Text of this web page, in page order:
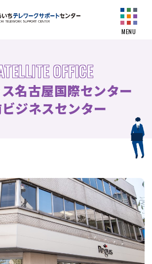
MENU
OFFICE
名古屋国際センター
ジネスセンター